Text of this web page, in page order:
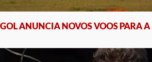
GOL ANUNCIA NOVOS VOOS PARA